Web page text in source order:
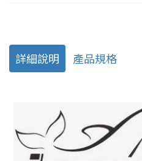
詳細說明 產品規格